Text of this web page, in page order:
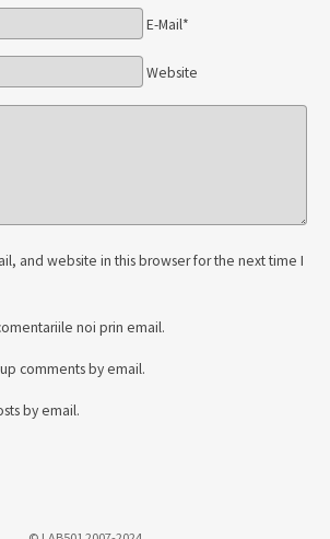
E-Mail*
Website
and website in this browser for the next time I
noi prin email.
comments by email.
by email.